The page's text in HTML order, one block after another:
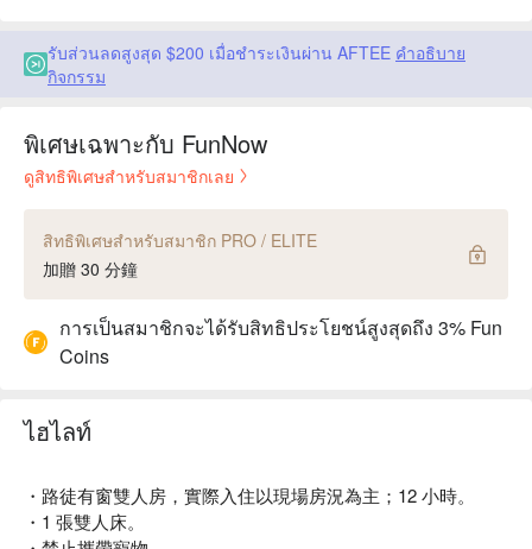
รับส่วนลดสูงสุด $200 เมื่อชำระเงินผ่าน AFTEE คำอธิบาย
กิจกรรม
พิเศษเฉพาะกับ FunNow
ดูสิทธิพิเศษสำหรับสมาชิกเลย
สิทธิพิเศษสำหรับสมาชิก PRO / ELITE
加贈 30 分鐘
การเป็นสมาชิกจะได้รับสิทธิประโยชน์สูงสุดถึง 3% Fun
Coins
ไฮไลท์
・路徒有窗雙人房，實際入住以現場房況為主；12 小時。
・1 張雙人床。